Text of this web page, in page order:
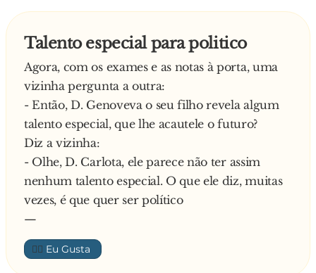
Talento especial para politico
Agora, com os exames e as notas à porta, uma
vizinha pergunta a outra:
- Então, D. Genoveva o seu filho revela algum
talento especial, que lhe acautele o futuro?
Diz a vizinha:
- Olhe, D. Carlota, ele parece não ter assim
nenhum talento especial. O que ele diz, muitas
vezes, é que quer ser político
—
👍🏼